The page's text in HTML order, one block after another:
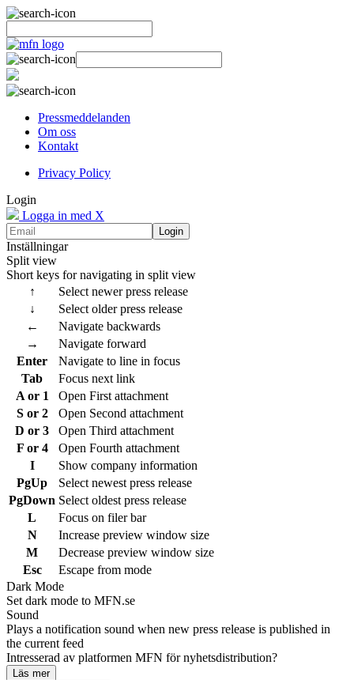
Pressmeddelanden
Om oss
Kontakt
Privacy Policy
Login
Logga in med X
Login
Inställningar
Split view
Short keys for navigating in split view
↑
Select newer press release
↓
Select older press release
←
Navigate backwards
→
Navigate forward
Enter
Navigate to line in focus
Tab
Focus next link
A or 1
Open First attachment
S or 2
Open Second attachment
D or 3
Open Third attachment
F or 4
Open Fourth attachment
I
Show company information
PgUp
Select newest press release
PgDown Select oldest press release
L
Focus on filer bar
N
Increase preview window size
M
Decrease preview window size
Esc
Escape from mode
Dark Mode
Set dark mode to MFN.se
Sound
Plays a notification sound when new press release is published in
the current feed
Intresserad av platformen MFN för nyhetsdistribution?
Läs mer